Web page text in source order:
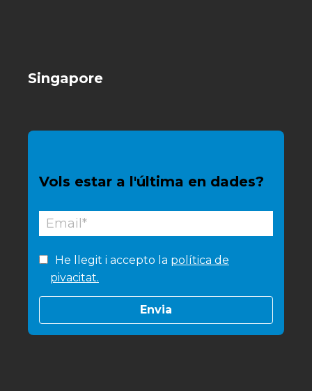
Singapore
Vols estar a l'última en dades?
He llegit i accepto la política de
pivacitat.